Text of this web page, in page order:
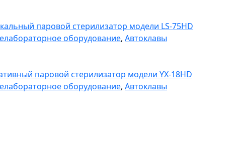
паровой стерилизатор модели LS-75HD
оборудование, Автоклавы
паровой стерилизатор модели YX-18HD
оборудование, Автоклавы